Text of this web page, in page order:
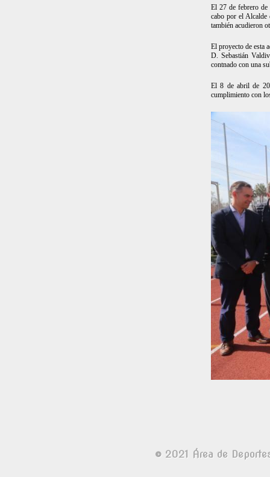
El 27 de febrero de
cabo por el
también acudieron
El proyecto de esta
D. Sebastián
contnado con una
El 8 de abril de
cumplimiento con
© 2021 Área de